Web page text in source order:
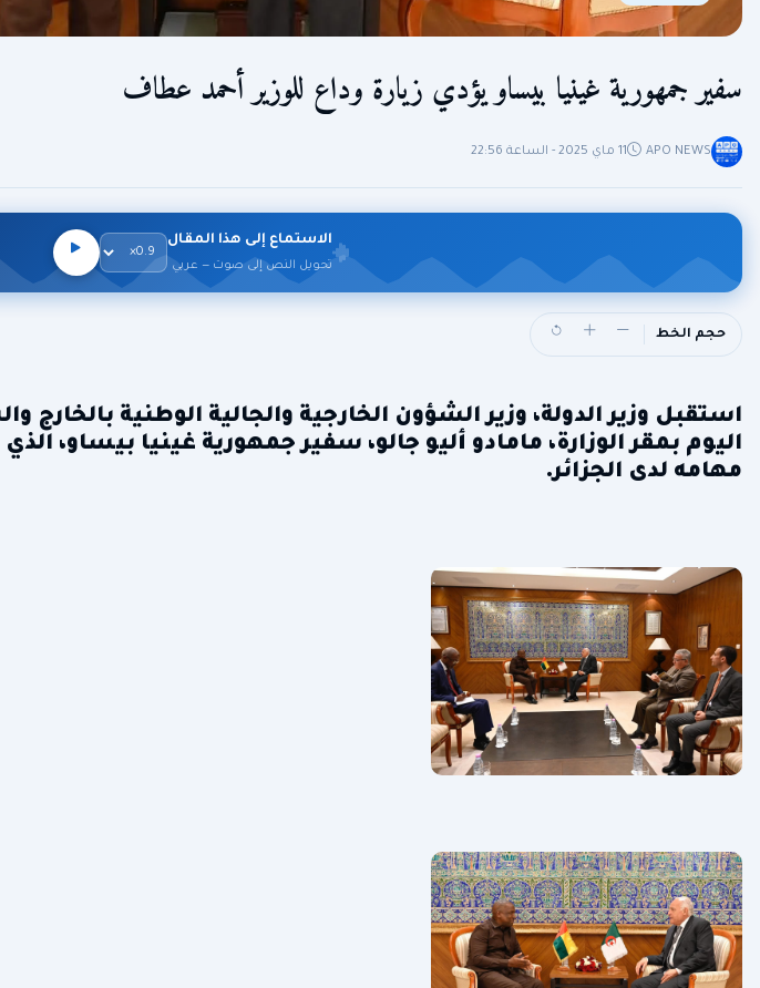
سفير جمهورية غينيا بيساو يؤدي زيارة وداع للوزير أحمد عطاف
APO NEWS 11 ماي 2025 - الساعة 22:56
الاستماع إلى هذا المقال
تحويل النص إلى صوت — عربي
حجم الخط
اليوم بمقر الوزارة، مامادو أليو جالو، سفير جمهورية غينيا بيساو،
مهامه لدى الجزائر.